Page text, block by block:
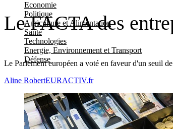
Economie
Politique
Agriculture et Alimentation
Santé
Technologies
Energie, Environnement et Transport
Défense
Le FACTA des
Le Parlement européen a voté en faveur d'un seuil
Aline RobertEURACTIV.fr